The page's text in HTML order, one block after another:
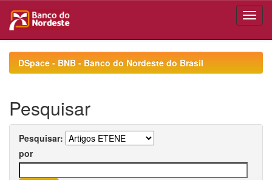
navigationDSpace - BNB - Banco do Nordeste do Brasil
Pesquisar
Pesquisar:
por